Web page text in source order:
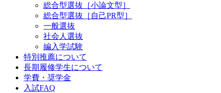
総合型選抜［小論文型］
総合型選抜［自己PR型］
一般選抜
社会人選抜
編入学試験
特別推薦について
長期履修学生について
学費・奨学金
入試FAQ